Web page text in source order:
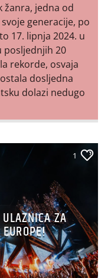
žanra, jedna od
generacije, po
17. lipnja 2024. u
posljednjih 20
rekorde, osvaja
dosljedna
dolazi nedugo
1
ULAZNICA ZA